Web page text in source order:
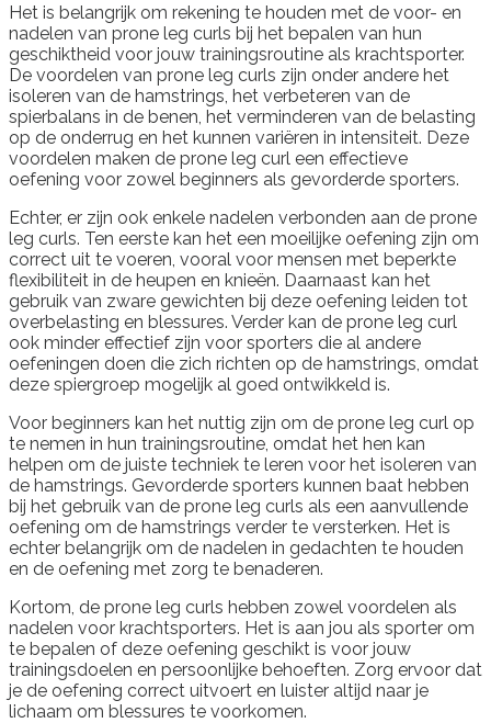
Het is belangrijk om rekening te houden met de voor- en
nadelen van prone leg curls bij het bepalen van hun
geschiktheid voor jouw trainingsroutine als krachtsporter.
De voordelen van prone leg curls zijn onder andere het
isoleren van de hamstrings, het verbeteren van de
spierbalans in de benen, het verminderen van de belasting
op de onderrug en het kunnen variëren in intensiteit. Deze
voordelen maken de prone leg curl een effectieve
oefening voor zowel beginners als gevorderde sporters.
Echter, er zijn ook enkele nadelen verbonden aan de prone
leg curls. Ten eerste kan het een moeilijke oefening zijn om
correct uit te voeren, vooral voor mensen met beperkte
flexibiliteit in de heupen en knieën. Daarnaast kan het
gebruik van zware gewichten bij deze oefening leiden tot
overbelasting en blessures. Verder kan de prone leg curl
ook minder effectief zijn voor sporters die al andere
oefeningen doen die zich richten op de hamstrings, omdat
deze spiergroep mogelijk al goed ontwikkeld is.
Voor beginners kan het nuttig zijn om de prone leg curl op
te nemen in hun trainingsroutine, omdat het hen kan
helpen om de juiste techniek te leren voor het isoleren van
de hamstrings. Gevorderde sporters kunnen baat hebben
bij het gebruik van de prone leg curls als een aanvullende
oefening om de hamstrings verder te versterken. Het is
echter belangrijk om de nadelen in gedachten te houden
en de oefening met zorg te benaderen.
Kortom, de prone leg curls hebben zowel voordelen als
nadelen voor krachtsporters. Het is aan jou als sporter om
te bepalen of deze oefening geschikt is voor jouw
trainingsdoelen en persoonlijke behoeften. Zorg ervoor dat
je de oefening correct uitvoert en luister altijd naar je
lichaam om blessures te voorkomen.